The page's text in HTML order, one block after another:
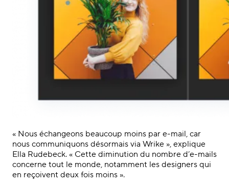
« Nous échangeons beaucoup moins par e-mail, car
nous communiquons désormais via Wrike », explique
Ella Rudebeck. « Cette diminution du nombre d’e-mails
concerne tout le monde, notamment les designers qui
en reçoivent deux fois moins ».